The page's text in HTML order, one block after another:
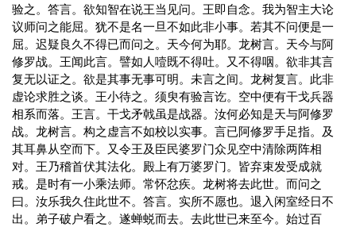
验之。答言。欲知智在说王当见问。王即自念。我为智主大论
议师问之能屈。犹不是名一旦不如此非小事。若其不问便是一
屈。迟疑良久不得已而问之。天今何为耶。龙树言。天今与阿
修罗战。王闻此言。譬如人噎既不得吐。又不得咽。欲非其言
复无以证之。欲是其事无事可明。未言之间。龙树复言。此非
虚论求胜之谈。王小待之。须臾有验言讫。空中便有干戈兵器
相系而落。王言。干戈矛戟虽是战器。汝何必知是天与阿修罗
战。龙树言。构之虚言不如校以实事。言已阿修罗手足指。及
其耳鼻从空而下。又令王及臣民婆罗门众见空中清除两阵相
对。王乃稽首伏其法化。殿上有万婆罗门。皆弃束发受成就
戒。是时有一小乘法师。常怀忿疾。龙树将去此世。而问之
曰。汝乐我久住此世不。答言。实所不愿也。退入闲室经日不
出。弟子破户看之。遂蝉蜕而去。去此世已来至今。始过百